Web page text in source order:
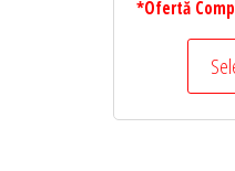
*Ofertă